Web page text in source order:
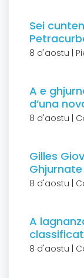
Sei
8 d'aostu |
A e
d’una
8 d'aostu |
Gilles
8 d'aostu |
A
8 d'aostu |